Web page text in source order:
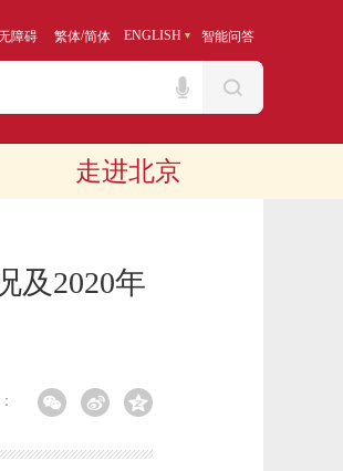
障碍 繁体/简体 ENGLISH 智能问答
走进北京
及2020年